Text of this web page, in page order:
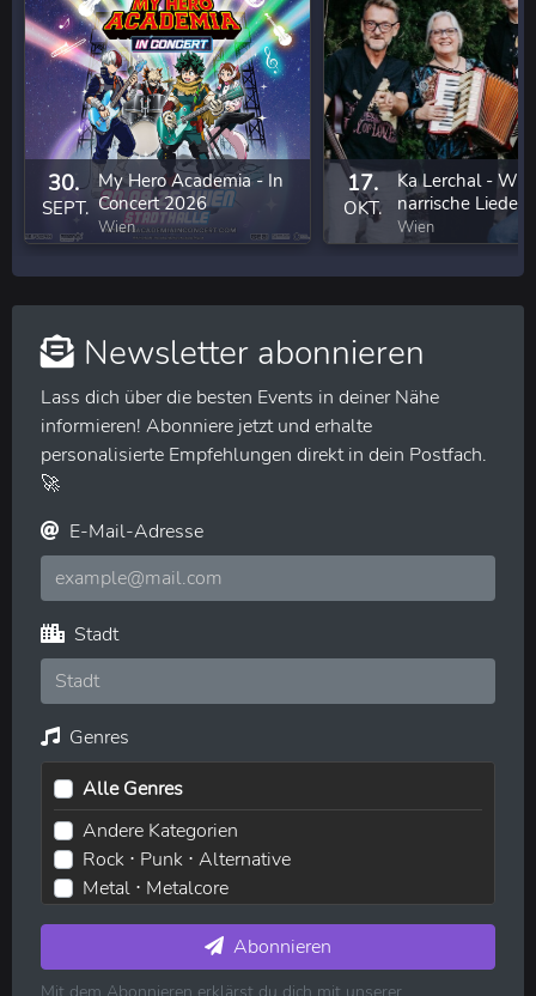
30.
SEPT.
My Hero Academia - In
Concert 2026
Wien
17.
OKT.
Ka Lerchal -
narrische Lieder
eigenem Anbau
Wien
Newsletter abonnieren
Lass dich über die besten Events in deiner Nähe
informieren! Abonniere jetzt und erhalte
personalisierte Empfehlungen direkt in dein Postfach.
🚀
E-Mail-Adresse
Stadt
Genres
Alle Genres
Andere Kategorien
Rock ⋅ Punk ⋅ Alternative
Metal ⋅ Metalcore
Pop ⋅ Dance ⋅ Indie
Hip-Hop ⋅ Rap
Abonnieren